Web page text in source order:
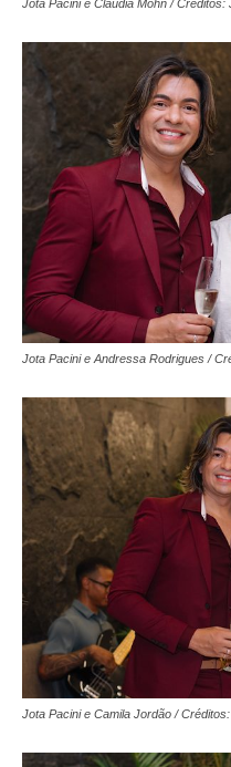
Jota Pacini e Claudia Mohn / Créditos:
Jota Pacini e Andressa Rodrigues /
Jota Pacini e Camila Jordão /